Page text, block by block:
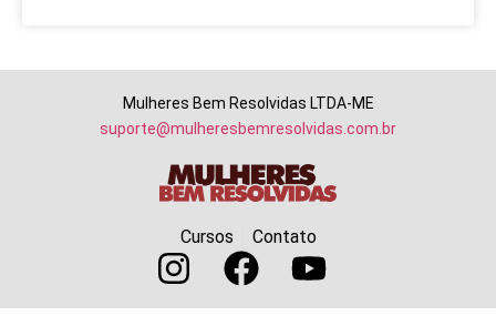
Mulheres Bem Resolvidas LTDA-ME
suporte@mulheresbemresolvidas.com.br
Cursos Contato